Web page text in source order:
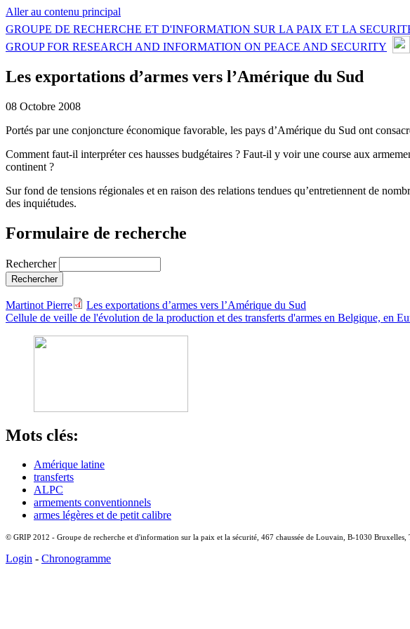
Aller au contenu principal
GROUPE DE RECHERCHE ET D'INFORMATION SUR LA PAIX ET LA
GROUP FOR RESEARCH AND INFORMATION ON PEACE AND SECURITY
Les exportations d’armes vers l’Amérique du Sud
08 Octobre 2008
Portés par une conjoncture économique favorable, les pays d’Amérique du Sud ont
Comment faut-il interpréter ces hausses budgétaires ? Faut-il y voir une course aux
continent ?
Sur fond de tensions régionales et en raison des relations tendues qu’entretiennent de
des inquiétudes.
Formulaire de recherche
Rechercher
Martinot Pierre
Les exportations d’armes vers l’Amérique du Sud
Cellule de veille de l'évolution de la production et des transferts d'armes en Belgique, en
Mots clés:
Amérique latine
transferts
ALPC
armements conventionnels
armes légères et de petit calibre
© GRIP 2012 - Groupe de recherche et d'information sur la paix et la sécurité, 467 chaussée de Louvain, B-1030
Login - Chronogramme